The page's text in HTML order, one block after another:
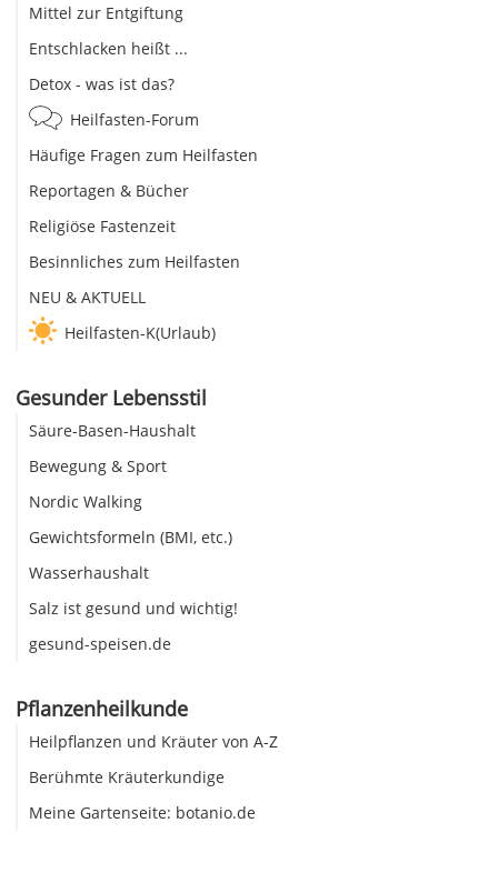
Mittel zur Entgiftung
Entschlacken heißt ...
Detox - was ist das?
Heilfasten-Forum
Häufige Fragen zum Heilfasten
Reportagen & Bücher
Religiöse Fastenzeit
Besinnliches zum Heilfasten
NEU & AKTUELL
Heilfasten-K(Urlaub)
Gesunder Lebensstil
Säure-Basen-Haushalt
Bewegung & Sport
Nordic Walking
Gewichtsformeln (BMI, etc.)
Wasserhaushalt
Salz ist gesund und wichtig!
gesund-speisen.de
Pflanzenheilkunde
Heilpflanzen und Kräuter von A-Z
Berühmte Kräuterkundige
Meine Gartenseite: botanio.de